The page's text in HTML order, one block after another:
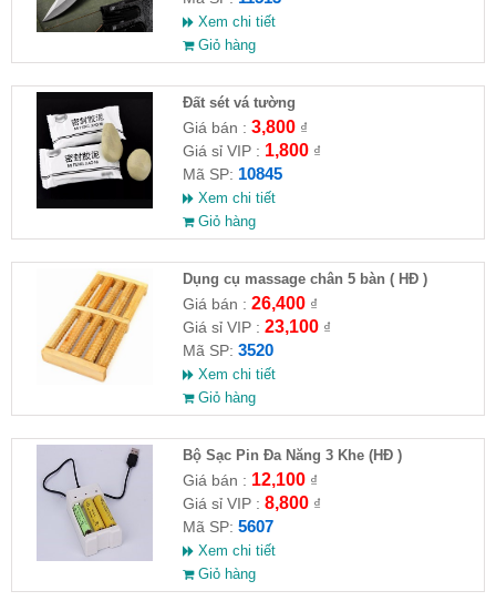
Xem chi tiết
Giỏ hàng
Đất sét vá tường
Giá bán : 3,800₫
Giá sỉ VIP : 1,800₫
Mã SP: 10845
Xem chi tiết
Giỏ hàng
Dụng cụ massage chân 5 bàn ( HĐ )
Giá bán : 26,400₫
Giá sỉ VIP : 23,100₫
Mã SP: 3520
Xem chi tiết
Giỏ hàng
Bộ Sạc Pin Đa Năng 3 Khe (HĐ )
Giá bán : 12,100₫
Giá sỉ VIP : 8,800₫
Mã SP: 5607
Xem chi tiết
Giỏ hàng